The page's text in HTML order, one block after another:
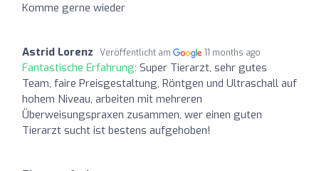
Komme gerne wieder
Astrid Lorenz Veröffentlicht am 11 months ago
Fantastische Erfahrung: Super Tierarzt, sehr gutes
Team, faire Preisgestaltung, Röntgen und Ultraschall auf
hohem Niveau, arbeiten mit mehreren
Überweisungspraxen zusammen, wer einen guten
Tierarzt sucht ist bestens aufgehoben!